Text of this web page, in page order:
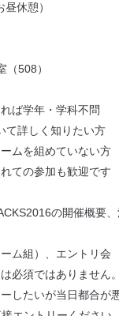
休憩）
（508）
ば学年・学科不問
て詳しく知りたい方
ムを組めていない方
ての参加も歓迎です
の開催概要
ム組）、エントリ会
必須ではありません。
したいが当日都合が